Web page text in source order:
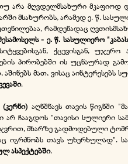
არა მღვდელმსახური მკაფიოდ
მსახურობს, არამედ ე. წ.
რამდენადაც
- ე. წ. სასულიერო
ქცევისგან,
პირობებში ის უცნაურად
მათ, ვისაც
.
(კერნი) აღნშნავს თავის წიგნში
არ ჩააგდოს "თავისი სულიერი
მხარზე გადმოდებული
იგრძნობს თავს უხერხულად".
ასპექტებში.